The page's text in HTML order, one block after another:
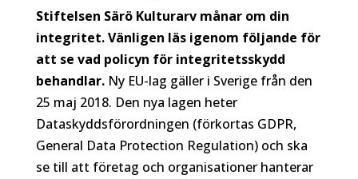
Stiftelsen Särö Kulturarv månar om din
integritet. Vänligen läs igenom följande för
att se vad policyn för integritetsskydd
behandlar. Ny EU-lag gäller i Sverige från den
25 maj 2018. Den nya lagen heter
Dataskyddsförordningen (förkortas GDPR,
General Data Protection Regulation) och ska
se till att företag och organisationer hanterar